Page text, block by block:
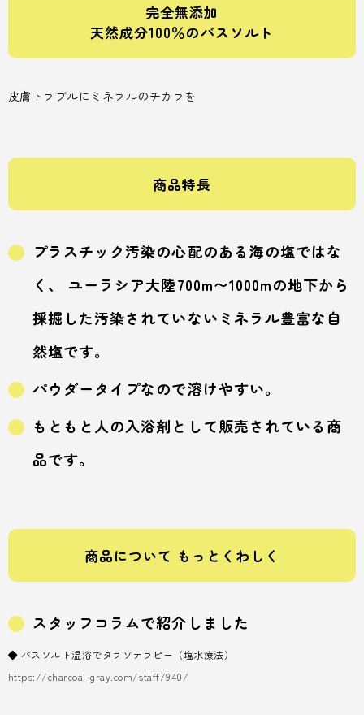
完全無添加
天然成分100％のバスソルト
皮膚トラブルにミネラルのチカラを
商品特長
プラスチック汚染の心配のある海の塩ではな
く、 ユーラシア大陸700m〜1000mの地下から
採掘した汚染されていないミネラル豊富な自
然塩です。
パウダータイプなので溶けやすい。
もともと人の入浴剤として販売されている商
品です。
商品について もっとくわしく
スタッフコラムで紹介しました
◆ バスソルト温浴でタラソテラピー（塩水療法）
https://charcoal-gray.com/staff/940/